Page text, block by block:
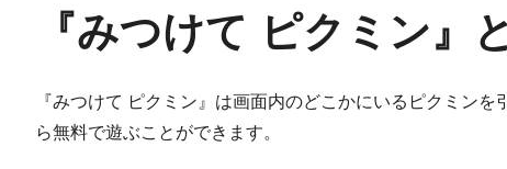
『みつけて ピクミン』
『みつけて ピクミン』は画面内のどこかにいるピクミン
ら無料で遊ぶことができます。